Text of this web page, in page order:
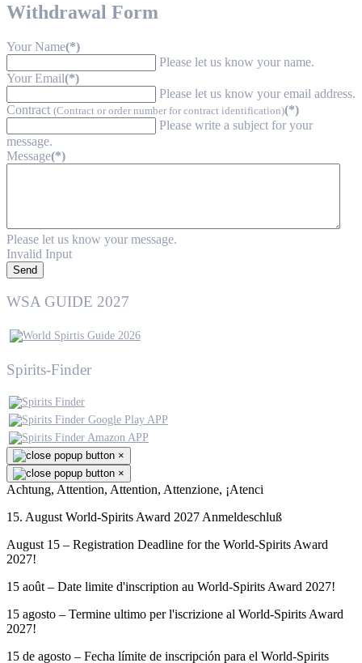
Withdrawal Form
Your Name(*)
Please let us know your name.
Your Email(*)
Please let us know your email address.
Contract (Contract or order number for contract identification)(*)
Please write a subject for your
message.
Message(*)
Please let us know your message.
Invalid Input
Send
WSA GUIDE 2027
Spirits-Finder
×
×
Achtung, Attention, Attention, Attenzione, ¡Atenci
15. August World-Spirits Award 2027 Anmeldeschluß
August 15 – Registration Deadline for the World-Spirits Award
2027!
15 août – Date limite d'inscription au World-Spirits Award 2027!
15 agosto – Termine ultimo per l'iscrizione al World-Spirits Award
2027!
15 de agosto – Fecha límite de inscripción para el World-Spirits